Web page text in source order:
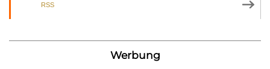
RSS
Werbung